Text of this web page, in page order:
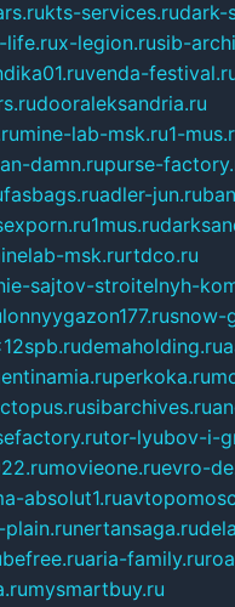
kts-services.rudark-
life.rux-legion.rusib-
venda-
dooraleksandria.ru
mine-lab-msk.ru1-
damn.rupurse-
fasbags.ruadler-jun.ru
1mus.ru
msk.rurtdco.ru
sajtov-stroitelnyh-
snow-
demaholding.ru
perkoka.ru
sibarchives.ru
tor-lyubov-i-
movieone.ruevro-
absolut1.ru
plain.runertansaga.ru
aria-family.ru
mysmartbuy.ru